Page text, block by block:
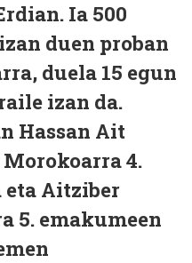
Ia 500
duen proban
duela 15 egun
izan da.
Hassan Ait
4.
eta Aitziber
5. emakumeen